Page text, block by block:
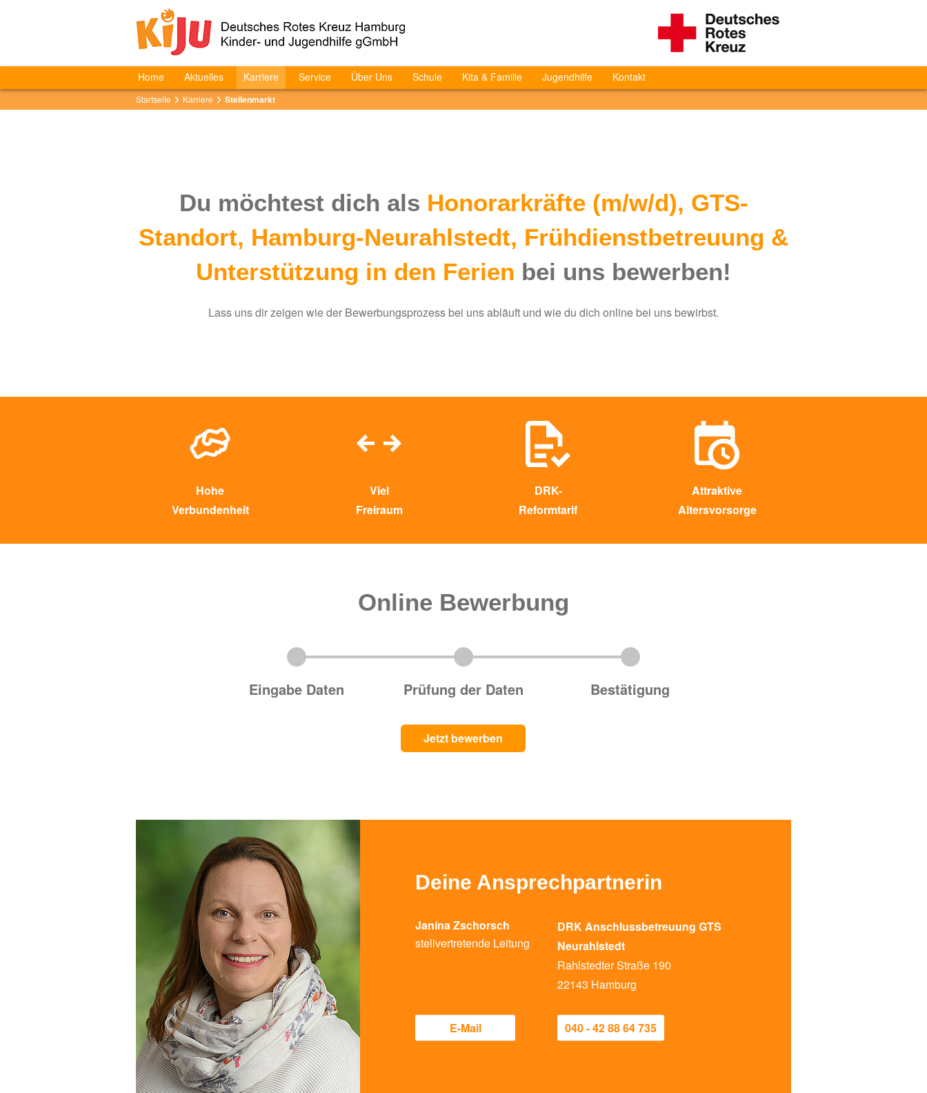
Home Aktuelles Karriere Service Über Uns Schule Kita & Familie Jugendhilfe Kontakt
Startseite Karriere Stellenmarkt
Du möchtest dich als Honorarkräfte (m/w/d), GTS-
Standort, Hamburg-Neurahlstedt, Frühdienstbetreuung &
Unterstützung in den Ferien bei uns bewerben!
Lass uns dir zeigen wie der Bewerbungsprozess bei uns abläuft und wie du dich online bei uns bewirbst.
Hohe
Verbundenheit
Viel
Freiraum
DRK-
Reformtarif
Attraktive
Altersvorsorge
Online Bewerbung
Eingabe Daten Prüfung der Daten Bestätigung
Jetzt bewerben
Deine Ansprechpartnerin
Janina Zschorsch
stellvertretende Leitung
DRK Anschlussbetreuung GTS
Neurahlstedt
Rahlstedter Straße 190
22143 Hamburg
E-Mail 040 - 42 88 64 735